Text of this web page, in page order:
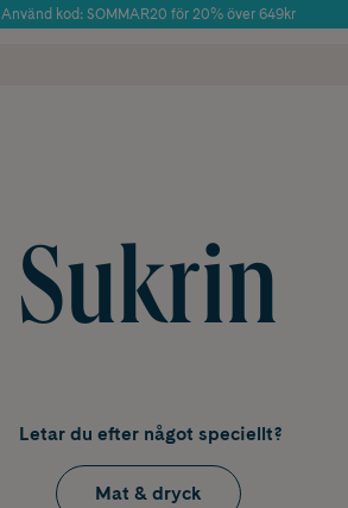
Använd kod: SOMMAR20 för 20% över 649kr
Sukrin
Letar du efter något speciellt?
Mat & dryck